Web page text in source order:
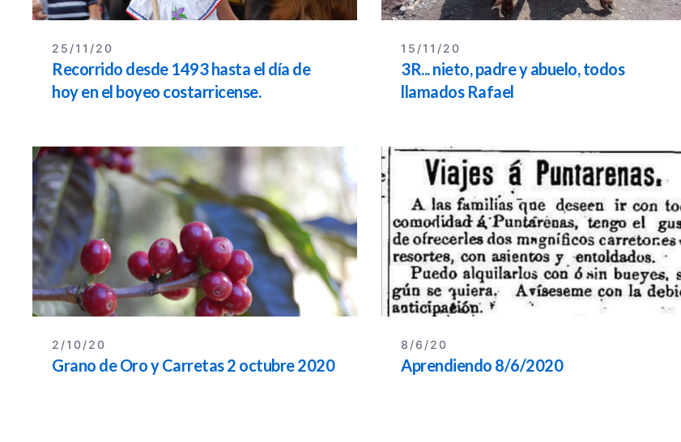
25/11/20
Recorrido desde 1493 hasta el día de
hoy en el boyeo costarricense.
15/11/20
3R... nieto, padre y abuelo, todos
llamados Rafael
2/10/20
Grano de Oro y Carretas 2 octubre 2020
8/6/20
Aprendiendo 8/6/2020